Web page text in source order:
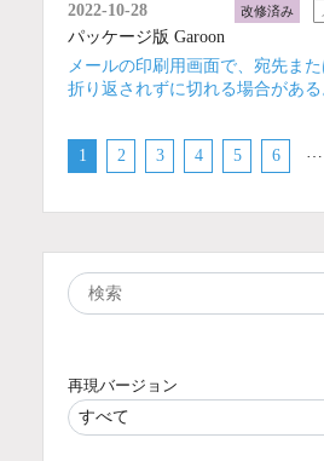
2022-10-28 改修済み
パッケージ版 Garoon
メールの印刷用画面で、宛先ま
折り返されずに切れる場合がある
1 2 3 4 5 6 …
再現バージョン